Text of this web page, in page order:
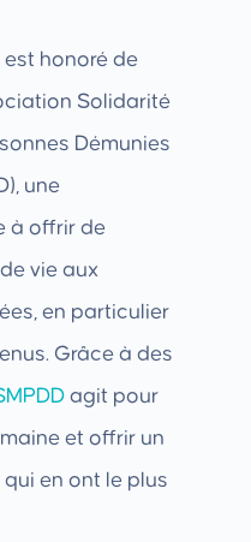
honoré de
Solidarité
Démunies
une
à offrir de
vie aux
en particulier
Grâce à des
agit pour
et offrir un
en ont le plus